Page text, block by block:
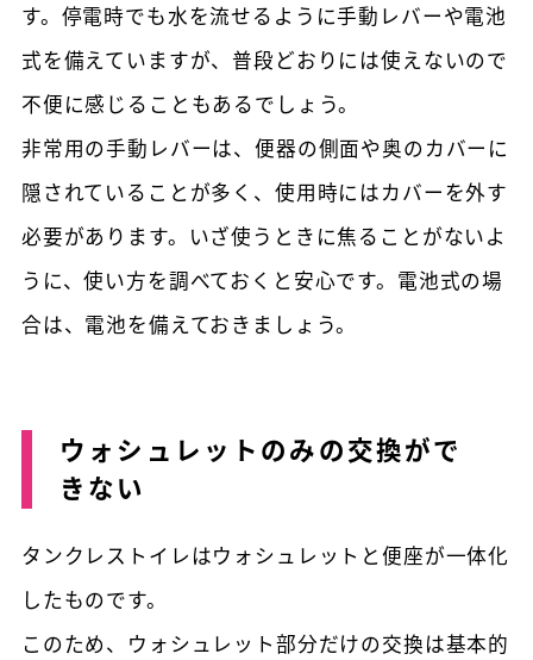
す。停電時でも水を流せるように手動レバーや電池
式を備えていますが、普段どおりには使えないので
不便に感じることもあるでしょう。
非常用の手動レバーは、便器の側面や奥のカバーに
隠されていることが多く、使用時にはカバーを外す
必要があります。いざ使うときに焦ることがないよ
うに、使い方を調べておくと安心です。電池式の場
合は、電池を備えておきましょう。
ウォシュレットのみの交換がで
きない
タンクレストイレはウォシュレットと便座が一体化
したものです。
このため、ウォシュレット部分だけの交換は基本的